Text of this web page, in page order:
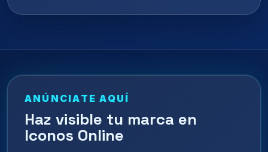
ANÚNCIATE AQUÍ
Haz visible tu marca en
Iconos Online